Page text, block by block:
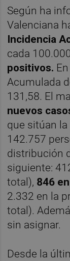
Según ha
Valenciana
Incidencia
cada
positivos.
Acumulada
131,58. El
nuevos
que sitúan
142.757
distribución
siguiente:
total), 846
2.332 en la
total).
sin asignar.
Desde la